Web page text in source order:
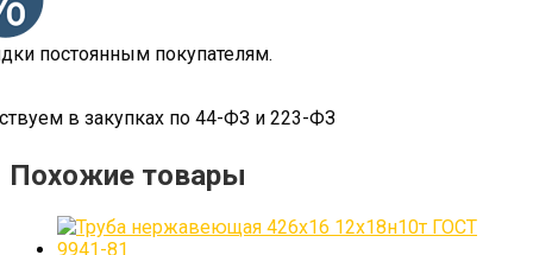
постоянным покупателям.
в закупках по 44-ФЗ и 223-ФЗ
Похожие товары